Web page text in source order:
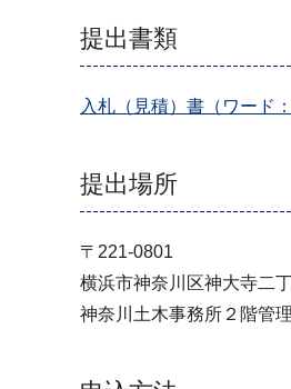
提出書類
入札（見積）書（ワード
提出場所
〒221-0801
横浜市神奈川区神大寺二
神奈川土木事務所２階管